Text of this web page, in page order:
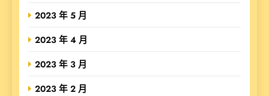
2023 年 5 月
2023 年 4 月
2023 年 3 月
2023 年 2 月